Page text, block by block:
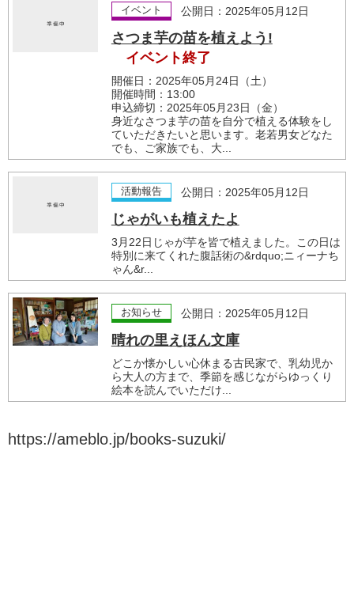
イベント 公開日：2025年05月12日
さつま芋の苗を植えよう!
イベント終了
開催日：2025年05月24日（土）
開催時間：13:00
申込締切：2025年05月23日（金）
身近なさつま芋の苗を自分で植える体験をし
ていただきたいと思います。老若男女どなた
でも、ご家族でも、大...
活動報告 公開日：2025年05月12日
じゃがいも植えたよ
3月22日じゃが芋を皆で植えました。この日は
特別に来てくれた腹話術の&rdquo;ニィーナち
ゃん&r...
お知らせ 公開日：2025年05月12日
晴れの里えほん文庫
どこか懐かしい心休まる古民家で、乳幼児か
ら大人の方まで、季節を感じながらゆっくり
絵本を読んでいただけ...
https://ameblo.jp/books-suzuki/